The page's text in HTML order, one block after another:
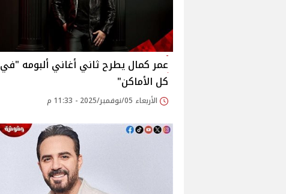
عمر كمال يطرح ثاني أغاني ألبومه "في
كل الأماكن"
الأربعاء 05/نوفمبر/2025 - 11:33 م